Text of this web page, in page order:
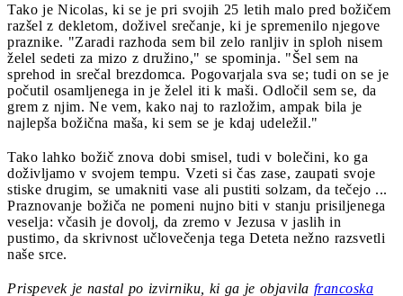
Tako je Nicolas, ki se je pri svojih 25 letih malo pred božičem
razšel z dekletom, doživel srečanje, ki je spremenilo njegove
praznike. "Zaradi razhoda sem bil zelo ranljiv in sploh nisem
želel sedeti za mizo z družino," se spominja. "Šel sem na
sprehod in srečal brezdomca. Pogovarjala sva se; tudi on se je
počutil osamljenega in je želel iti k maši. Odločil sem se, da
grem z njim. Ne vem, kako naj to razložim, ampak bila je
najlepša božična maša, ki sem se je kdaj udeležil."
Tako lahko božič znova dobi smisel, tudi v bolečini, ko ga
doživljamo v svojem tempu. Vzeti si čas zase, zaupati svoje
stiske drugim, se umakniti vase ali pustiti solzam, da tečejo ...
Praznovanje božiča ne pomeni nujno biti v stanju prisiljenega
veselja: včasih je dovolj, da zremo v Jezusa v jaslih in
pustimo, da skrivnost učlovečenja tega Deteta nežno razsvetli
naše srce.
Prispevek je nastal po izvirniku, ki ga je objavila francoska